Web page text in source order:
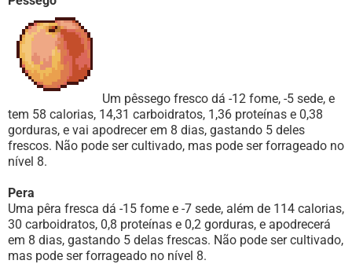
Um pêssego fresco dá -12 fome, -5 sede, e
tem 58 calorias, 14,31 carboidratos, 1,36 proteínas e 0,38
gorduras, e vai apodrecer em 8 dias, gastando 5 deles
frescos. Não pode ser cultivado, mas pode ser forrageado no
nível 8.
Pera
Uma pêra fresca dá -15 fome e -7 sede, além de 114 calorias,
30 carboidratos, 0,8 proteínas e 0,2 gorduras, e apodrecerá
em 8 dias, gastando 5 delas frescas. Não pode ser cultivado,
mas pode ser forrageado no nível 8.